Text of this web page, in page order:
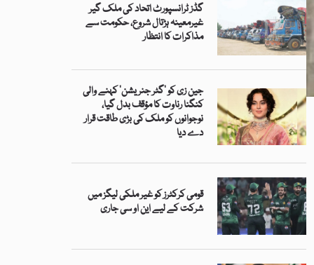
گڈز ٹرانسپورٹ اتحاد کی ملک گیر
غیرمعینہ ہڑتال شروع، حکومت سے
مذاکرات کا انتظار
جین زی کو ’گٹر جنریشن‘ کہنے والی
کنگنا رناوت کا مؤقف بدل گیا،
نوجوانوں کو ملک کی بڑی طاقت قرار
دے دیا
قومی کرکٹرز کو غیر ملکی لیگز میں
شرکت کے لیے این او سی جاری